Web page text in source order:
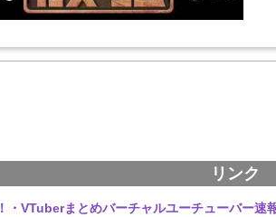
リンク
・VTuberまとめバーチャルユーチューバー速